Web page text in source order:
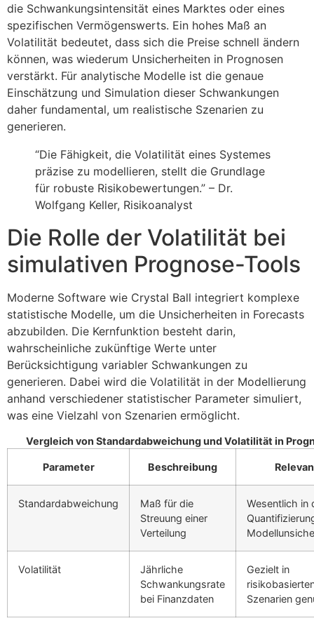
die Schwankungsintensität eines Marktes oder eines
spezifischen Vermögenswerts. Ein hohes Maß an
Volatilität bedeutet, dass sich die Preise schnell ändern
können, was wiederum Unsicherheiten in Prognosen
verstärkt. Für analytische Modelle ist die genaue
Einschätzung und Simulation dieser Schwankungen
daher fundamental, um realistische Szenarien zu
generieren.
“Die Fähigkeit, die Volatilität eines Systemes
präzise zu modellieren, stellt die Grundlage
für robuste Risikobewertungen.” – Dr.
Wolfgang Keller, Risikoanalyst
Die Rolle der Volatilität bei
simulativen Prognose-Tools
Moderne Software wie Crystal Ball integriert komplexe
statistische Modelle, um die Unsicherheiten in Forecasts
abzubilden. Die Kernfunktion besteht darin,
wahrscheinliche zukünftige Werte unter
Berücksichtigung variabler Schwankungen zu
generieren. Dabei wird die Volatilität in der Modellierung
anhand verschiedener statistischer Parameter simuliert,
was eine Vielzahl von Szenarien ermöglicht.
Vergleich von Standardabweichung und Volatilität in
Parameter Beschreibung
Standardabweichung
Maß für die
Streuung einer
Verteilung
Wesentlich in
Volatilität
Jährliche
Schwankungsrate
bei Finanzdaten
Gezielt in
Szenarien